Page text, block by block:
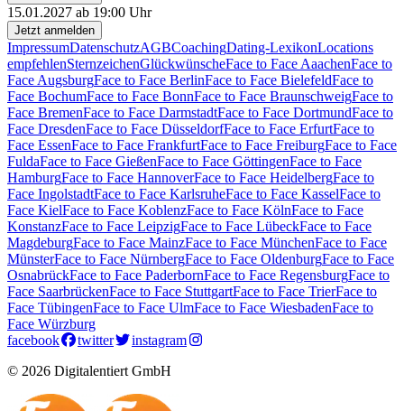
15.01.2027 ab 19:00 Uhr
Jetzt anmelden
ImpressumDatenschutzAGBCoachingDating-LexikonLocations
empfehlenSternzeichenGlückwünscheFace to Face AaachenFace to
Face AugsburgFace to Face BerlinFace to Face BielefeldFace to
Face BochumFace to Face BonnFace to Face BraunschweigFace to
Face BremenFace to Face DarmstadtFace to Face DortmundFace to
Face DresdenFace to Face DüsseldorfFace to Face ErfurtFace to
Face EssenFace to Face FrankfurtFace to Face FreiburgFace to Face
FuldaFace to Face GießenFace to Face GöttingenFace to Face
HamburgFace to Face HannoverFace to Face HeidelbergFace to
Face IngolstadtFace to Face KarlsruheFace to Face KasselFace to
Face KielFace to Face KoblenzFace to Face KölnFace to Face
KonstanzFace to Face LeipzigFace to Face LübeckFace to Face
MagdeburgFace to Face MainzFace to Face MünchenFace to Face
MünsterFace to Face NürnbergFace to Face OldenburgFace to Face
OsnabrückFace to Face PaderbornFace to Face RegensburgFace to
Face SaarbrückenFace to Face StuttgartFace to Face TrierFace to
Face TübingenFace to Face UlmFace to Face WiesbadenFace to
Face Würzburg
facebook
twitter
instagram
© 2026 Digitalentiert GmbH